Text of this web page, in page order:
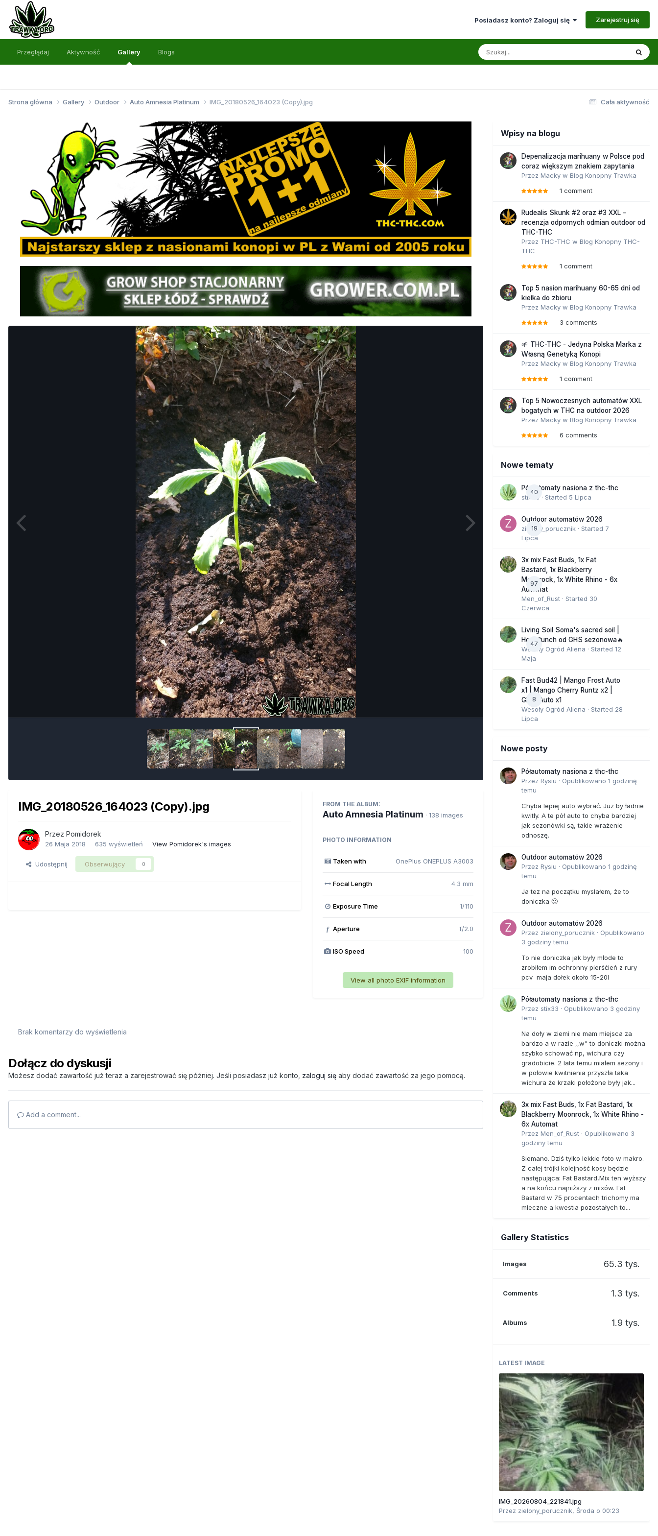
Posiadasz konto? Zaloguj się Zarejestruj się
Przeglądaj Aktywność Gallery Blogs
Cała aktywność
Strona główna Gallery Outdoor Auto Amnesia Platinum IMG_20180526_164023 (Copy).jpg
IMG_20180526_164023 (Copy).jpg
Przez Pomidorek
26 Maja 2018 635 wyświetleń View Pomidorek's images
Udostępnij Obserwujący 0
FROM THE ALBUM:
Auto Amnesia Platinum · 138 images
PHOTO INFORMATION
Taken with OnePlus ONEPLUS A3003
Focal Length 4.3 mm
Exposure Time 1/110
f Aperture f/2.0
ISO Speed 100
View all photo EXIF information
Brak komentarzy do wyświetlenia
Dołącz do dyskusji
Możesz dodać zawartość już teraz a zarejestrować się później. Jeśli posiadasz już konto, zaloguj się aby dodać zawartość za jego pomocą.
Add a comment...
Wpisy na blogu
Depenalizacja marihuany w Polsce pod
coraz większym znakiem zapytania
Przez Macky w Blog Konopny Trawka
1 comment
Rudealis Skunk #2 oraz #3 XXL –
recenzja odpornych odmian outdoor od
THC-THC
Przez THC-THC w Blog Konopny THC-
THC
1 comment
Top 5 nasion marihuany 60-65 dni od
kiełka do zbioru
Przez Macky w Blog Konopny Trawka
3 comments
🌱 THC-THC - Jedyna Polska Marka z
Własną Genetyką Konopi
Przez Macky w Blog Konopny Trawka
1 comment
Top 5 Nowoczesnych automatów XXL
bogatych w THC na outdoor 2026
Przez Macky w Blog Konopny Trawka
6 comments
Nowe tematy
40
Półautomaty nasiona z thc-thc
stix33 · Started 5 Lipca
19
Outdoor automatów 2026
zielony_porucznik · Started 7
Lipca
97
3x mix Fast Buds, 1x Fat
Bastard, 1x Blackberry
Moonrock, 1x White Rhino - 6x
Automat
Men_of_Rust · Started 30
Czerwca
47
Living Soil Soma's sacred soil |
Holy Punch od GHS sezonowa🔥
Wesoły Ogród Aliena · Started 12
Maja
8
Fast Bud42 | Mango Frost Auto
x1 | Mango Cherry Runtz x2 |
GMO Auto x1
Wesoły Ogród Aliena · Started 28
Lipca
Nowe posty
Półautomaty nasiona z thc-thc
Przez Rysiu · Opublikowano 1 godzinę
temu
Chyba lepiej auto wybrać. Juz by ładnie
kwitły. A te pół auto to chyba bardziej
jak sezonówki są, takie wrażenie
odnoszę.
Outdoor automatów 2026
Przez Rysiu · Opublikowano 1 godzinę
temu
Ja tez na początku myslałem, że to
doniczka 🙂
Outdoor automatów 2026
Przez zielony_porucznik · Opublikowano
3 godziny temu
To nie doniczka jak były młode to
zrobiłem im ochronny pierśćień z rury
pcv maja dołek około 15-20l
Półautomaty nasiona z thc-thc
Przez stix33 · Opublikowano 3 godziny
temu
Na doły w ziemi nie mam miejsca za
bardzo a w razie ,,w" to doniczki można
szybko schować np, wichura czy
gradobicie. 2 lata temu miałem sezony i
w połowie kwitnienia przyszła taka
wichura że krzaki położone były jak...
3x mix Fast Buds, 1x Fat Bastard, 1x
Blackberry Moonrock, 1x White Rhino -
6x Automat
Przez Men_of_Rust · Opublikowano 3
godziny temu
Siemano. Dziś tylko lekkie foto w makro.
Z całej trójki kolejność kosy będzie
następująca: Fat Bastard,Mix ten wyższy
a na końcu najniższy z mixów. Fat
Bastard w 75 procentach trichomy ma
mleczne a kwestia pozostałych to...
Gallery Statistics
Images 65.3 tys.
Comments 1.3 tys.
Albums 1.9 tys.
LATEST IMAGE
IMG_20260804_221841.jpg
Przez zielony_porucznik, Środa o 00:23